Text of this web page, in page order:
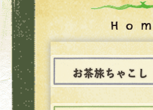
お茶旅ちゃこし